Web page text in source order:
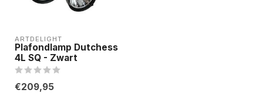
ARTDELIGHT
Plafondlamp Dutchess
4L SQ - Zwart
€209,95